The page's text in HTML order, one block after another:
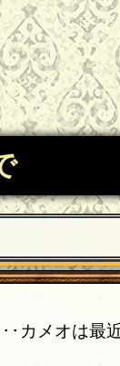
･カメオは最